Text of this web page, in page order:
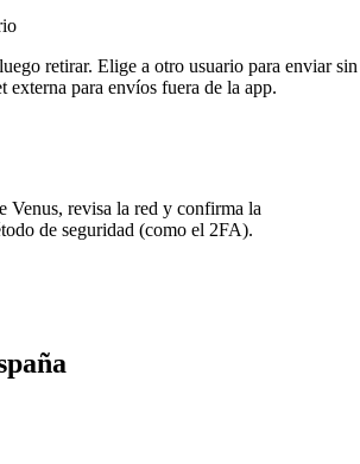
retirar. Elige a otro usuario para enviar sin
externa para envíos fuera de la app.
Venus, revisa la red y confirma la
de seguridad (como el 2FA).